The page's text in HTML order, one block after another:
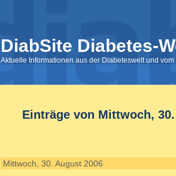
DiabSite Diabetes-
Aktuelle Informationen aus der Diabeteswelt und
Einträge von Mittwoch,
Mittwoch, 30. August 2006